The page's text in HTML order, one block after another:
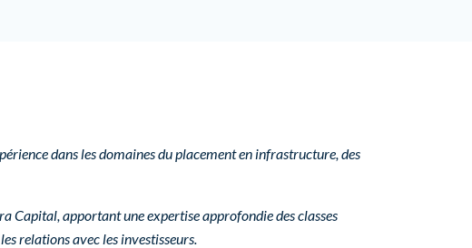
dans les domaines du placement en infrastructure, des
Capital, apportant une expertise approfondie des classes
relations avec les investisseurs.